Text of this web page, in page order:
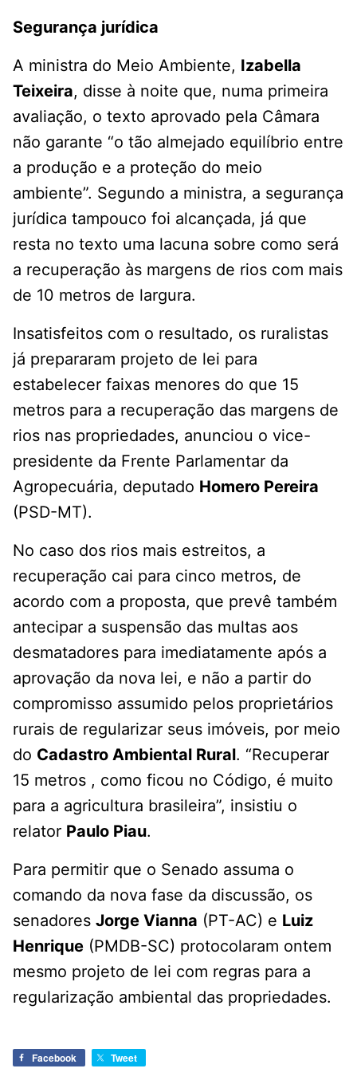
Segurança jurídica
A ministra do Meio Ambiente, Izabella
Teixeira, disse à noite que, numa primeira
avaliação, o texto aprovado pela Câmara
não garante “o tão almejado equilíbrio entre
a produção e a proteção do meio
ambiente”. Segundo a ministra, a segurança
jurídica tampouco foi alcançada, já que
resta no texto uma lacuna sobre como será
a recuperação às margens de rios com mais
de 10 metros de largura.
Insatisfeitos com o resultado, os ruralistas
já prepararam projeto de lei para
estabelecer faixas menores do que 15
metros para a recuperação das margens de
rios nas propriedades, anunciou o vice-
presidente da Frente Parlamentar da
Agropecuária, deputado Homero Pereira
(PSD-MT).
No caso dos rios mais estreitos, a
recuperação cai para cinco metros, de
acordo com a proposta, que prevê também
antecipar a suspensão das multas aos
desmatadores para imediatamente após a
aprovação da nova lei, e não a partir do
compromisso assumido pelos proprietários
rurais de regularizar seus imóveis, por meio
do Cadastro Ambiental Rural. “Recuperar
15 metros , como ficou no Código, é muito
para a agricultura brasileira”, insistiu o
relator Paulo Piau.
Para permitir que o Senado assuma o
comando da nova fase da discussão, os
senadores Jorge Vianna (PT-AC) e Luiz
Henrique (PMDB-SC) protocolaram ontem
mesmo projeto de lei com regras para a
regularização ambiental das propriedades.
Facebook Tweet